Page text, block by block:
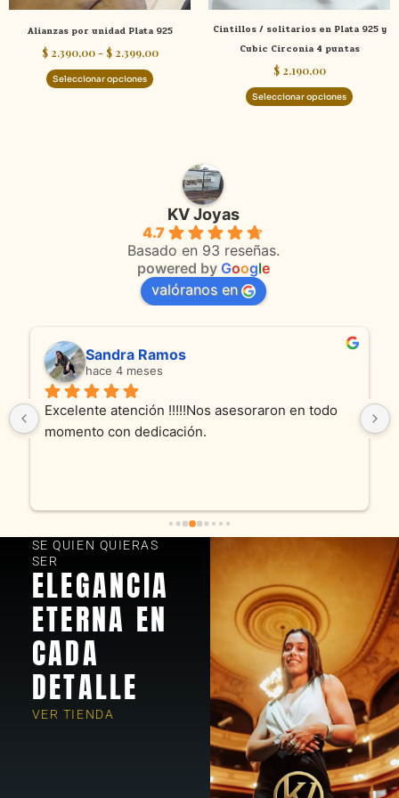
Alianzas por unidad Plata 925
$2.390,00 - $2.399,00
Seleccionar opciones
elegir
en
la
página
Cintillos / solitarios en Plata 925 y
Cubic Circonia 4 puntas
$2.190,00
Seleccionar opciones
elegir
en
la
de
KV Joyas
4.7
Basado en 93 reseñas.
powered by Google
valóranos en
Sandra Ramos
hace 4 meses
Excelente atención !!!!!Nos asesoraron en todo
momento con dedicación.
SE QUIEN QUIERAS
SER
ELEGANCIA
ETERNA EN
CADA
DETALLE
VER TIENDA